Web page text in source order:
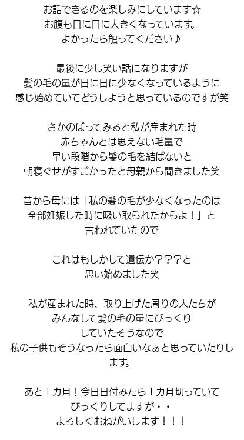
お話できるのを楽しみにしています☆
お腹も日に日に大きくなっています。
よかったら触ってください♪
最後に少し笑い話になりますが
髪の毛の量が日に日に少なくなっているように
感じ始めていてどうしようと思っているのですが笑
さかのぼってみると私が産まれた時
赤ちゃんとは思えない毛量で
早い段階から髪の毛を結ばないと
朝寝ぐせがすごかったと母親から聞きました笑
昔から母には「私の髪の毛が少なくなったのは
全部妊娠した時に吸い取られたからよ！」と
言われていたので
これはもしかして遺伝か？？？と
思い始めました笑
私が産まれた時、取り上げた周りの人たちが
みんなして髪の毛の量にびっくり
していたそうなので
私の子供もそうなったら面白いなぁと思っていたりし
ます。
あと１カ月！今日日付みたら１カ月切っていて
びっくりしてますが・・
よろしくおねがいします！！！